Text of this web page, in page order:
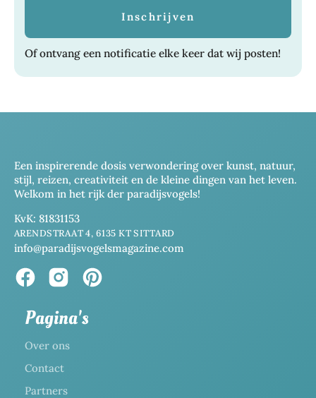
Of ontvang een notificatie elke keer dat wij posten!
Een inspirerende dosis verwondering over kunst, natuur,
stijl, reizen, creativiteit en de kleine dingen van het leven.
Welkom in het rijk der paradijsvogels!
KvK: 81831153
ARENDSTRAAT 4, 6135 KT SITTARD
info@paradijsvogelsmagazine.com
Pagina's
Over ons
Contact
Partners